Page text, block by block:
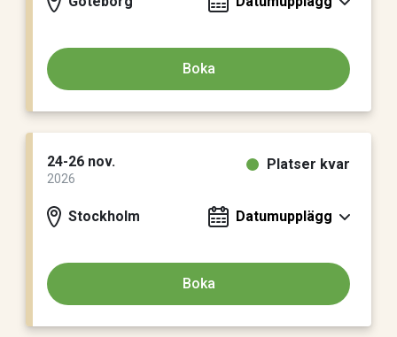
Boka
24-26 nov.
2026
Stockholm
Platser kvar
Datumupplägg
Boka